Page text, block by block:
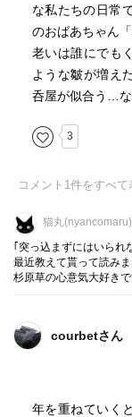
な私たちの日常
のおばあちゃん「
老いは誰にでも
ような皺が増え
呑屋が似合う…な
3
コメント 1件をすべて
猫丸
｢突っ込まずにはいられ
最近教えて貰って読みま
杉原草の心意気大好き
courbetさん
年を重ねていく